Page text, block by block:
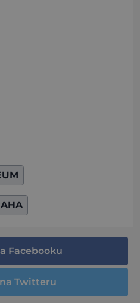
Facebooku
Twitteru